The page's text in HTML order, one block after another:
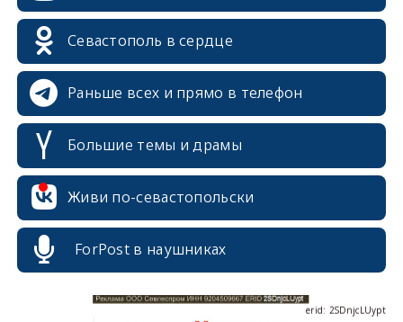
Севастополь в сердце
Раньше всех и прямо в телефон
Большие темы и драмы
Живи по-севастопольски
ForPost в наушниках
erid: 2SDnjdvhGXG
erid: 2SDnjcLUypt